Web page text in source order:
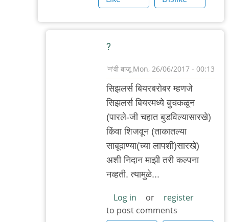
?
'न'वी बाजू Mon, 26/06/2017 - 00:13
In
reply
सिझलर्स
ताकाबरोबर
म्हणजे
आदूबाळ
सिझलर्स बियरबरोबर म्हणजे
सिझलर्स बियरमध्ये बुचकळून
(पारले-जी चहात बुडविल्यासारखे)
किंवा शिजवून (ताकातल्या
साबूदाण्या(च्या लापशी)सारखे)
अशी निदान माझी तरी कल्पना
नव्हती. त्यामुळे...
Log in or
register
to post comments